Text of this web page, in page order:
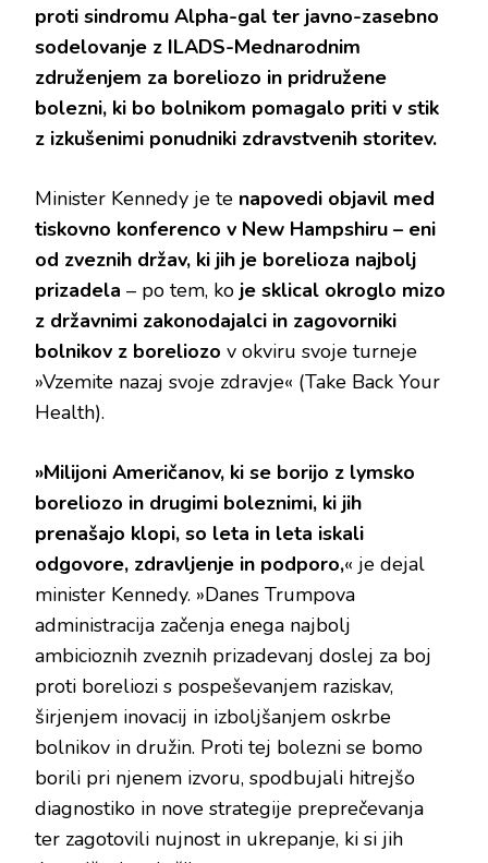
proti sindromu Alpha-gal ter javno-zasebno
sodelovanje z ILADS-Mednarodnim
združenjem za boreliozo in pridružene
bolezni, ki bo bolnikom pomagalo priti v stik
z izkušenimi ponudniki zdravstvenih storitev.
Minister Kennedy je te napovedi objavil med
tiskovno konferenco v New Hampshiru – eni
od zveznih držav, ki jih je borelioza najbolj
prizadela – po tem, ko je sklical okroglo mizo
z državnimi zakonodajalci in zagovorniki
bolnikov z boreliozo v okviru svoje turneje
»Vzemite nazaj svoje zdravje« (Take Back Your
Health).
»Milijoni Američanov, ki se borijo z lymsko
boreliozo in drugimi boleznimi, ki jih
prenašajo klopi, so leta in leta iskali
odgovore, zdravljenje in podporo,« je dejal
minister Kennedy. »Danes Trumpova
administracija začenja enega najbolj
ambicioznih zveznih prizadevanj doslej za boj
proti boreliozi s pospeševanjem raziskav,
širjenjem inovacij in izboljšanjem oskrbe
bolnikov in družin. Proti tej bolezni se bomo
borili pri njenem izvoru, spodbujali hitrejšo
diagnostiko in nove strategije preprečevanja
ter zagotovili nujnost in ukrepanje, ki si jih